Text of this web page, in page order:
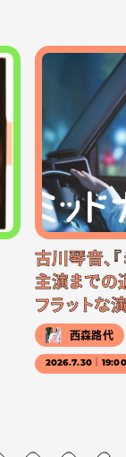
古川琴音、
主演までの
フラットな
西森路代
2026.7.30｜